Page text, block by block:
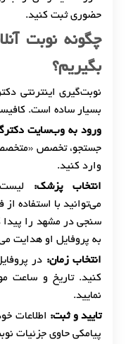
حضوری ثبت کنید.
چگونه نوبت
بگیریم؟
نوبت‌گیری اینترنتی
بسیار ساده است.
ورود به وب‌سایت
جستجو، تخصص
وارد کنید.
انتخاب پزشک:
می‌توانید با استفاده
سنجی در مشهد را پیدا
به پروفایل او هدایت
انتخاب زمان: در
کنید. تاریخ و ساعت
نمایید.
تایید و ثبت: اطلاعات
پیامکی حاوی جزئیات